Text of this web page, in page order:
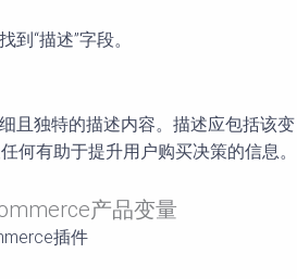
“描述”字段。
且独特的描述内容。描述应包括该变
何有助于提升用户购买决策的信息。
产品变量
插件